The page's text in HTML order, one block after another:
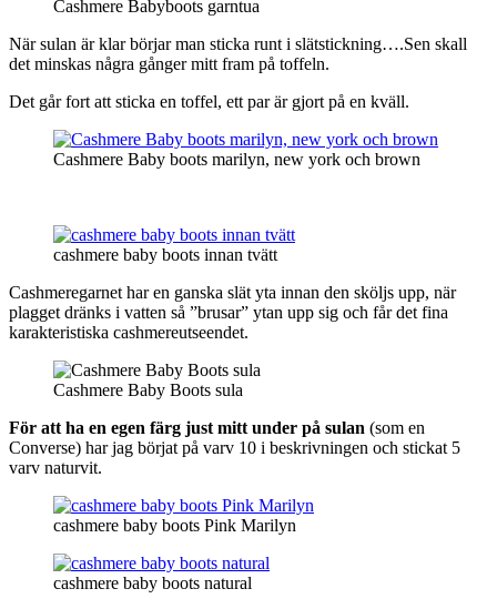
Cashmere Babyboots garntua
När sulan är klar börjar man sticka runt i slätstickning….Sen skall
det minskas några gånger mitt fram på toffeln.
Det går fort att sticka en toffel, ett par är gjort på en kväll.
Cashmere Baby boots marilyn, new york och brown
cashmere baby boots innan tvätt
Cashmeregarnet har en ganska slät yta innan den sköljs upp, när
plagget dränks i vatten så ”brusar” ytan upp sig och får det fina
karakteristiska cashmereutseendet.
Cashmere Baby Boots sula
För att ha en egen färg just mitt under på sulan (som en
Converse) har jag börjat på varv 10 i beskrivningen och stickat 5
varv naturvit.
cashmere baby boots Pink Marilyn
cashmere baby boots natural